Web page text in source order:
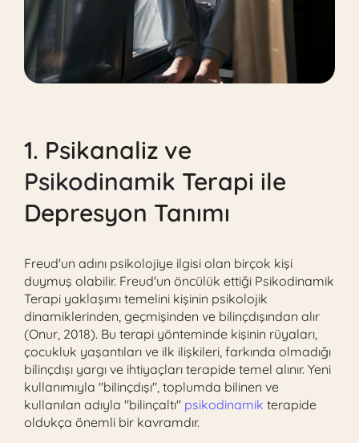
1. Psikanaliz ve
Psikodinamik Terapi ile
Depresyon Tanımı
Freud'un adını psikolojiye ilgisi olan birçok kişi
duymuş olabilir. Freud'un öncülük ettiği Psikodinamik
Terapi yaklaşımı temelini kişinin psikolojik
dinamiklerinden, geçmişinden ve bilinçdışından alır
(Onur, 2018). Bu terapi yönteminde kişinin rüyaları,
çocukluk yaşantıları ve ilk ilişkileri, farkında olmadığı
bilinçdışı yargı ve ihtiyaçları terapide temel alınır. Yeni
kullanımıyla "bilinçdışı", toplumda bilinen ve
kullanılan adıyla "bilinçaltı" psikodinamik terapide
oldukça önemli bir kavramdır.